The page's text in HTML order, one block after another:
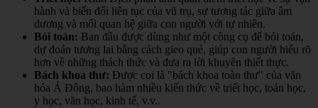
hành và biến đổi liên tục của vũ trụ, sự tương tác giữa âm
dương và mối quan hệ giữa con người với tự nhiên.
Bói toán: Ban đầu được dùng như một công cụ để bói toán,
dự đoán tương lai bằng cách gieo quẻ, giúp con người hiểu rõ
hơn về những thách thức và đưa ra lời khuyên thiết thực.
Bách khoa thư: Được coi là "bách khoa toàn thư" của văn
hóa Á Đông, bao hàm nhiều kiến thức về triết học, toán học,
y học, văn học, kinh tế, v.v..